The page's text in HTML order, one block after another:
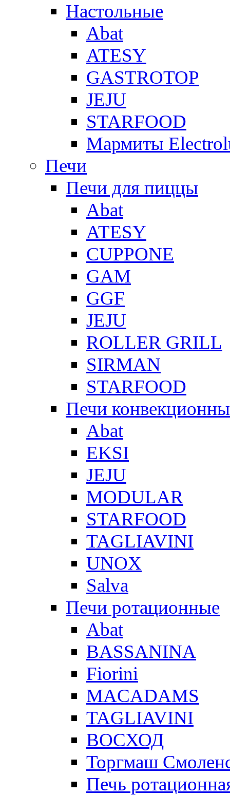
Настольные
Abat
ATESY
GASTROTOP
JEJU
STARFOOD
Мармиты
Печи
Печи для пиццы
Abat
ATESY
CUPPONE
GAM
GGF
JEJU
ROLLER GRILL
SIRMAN
STARFOOD
Печи
Abat
EKSI
JEJU
MODULAR
STARFOOD
TAGLIAVINI
UNOX
Salva
Печи ротационные
Abat
BASSANINA
Fiorini
MACADAMS
TAGLIAVINI
ВОСХОД
Торгмаш
Печь